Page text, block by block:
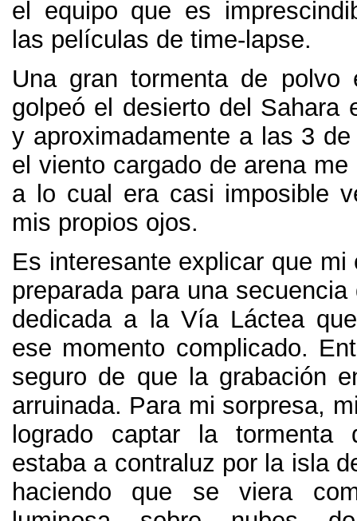
el equipo que es
las películas de time-lapse.
Una gran tormenta de polvo
golpeó el desierto del Sahara
y aproximadamente a las 3
el viento cargado de arena me
a lo cual era casi imposible
mis propios ojos.
Es interesante explicar que mi
preparada para una
dedicada a la Vía Láctea
ese momento complicado.
seguro de que la grabación
arruinada. Para mi sorpresa,
logrado captar la tormenta
estaba a contraluz por la isla
haciendo que se viera